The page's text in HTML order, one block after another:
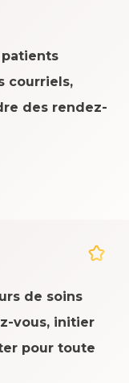
courriels,
des rendez-
de soins
vous, initier
pour toute